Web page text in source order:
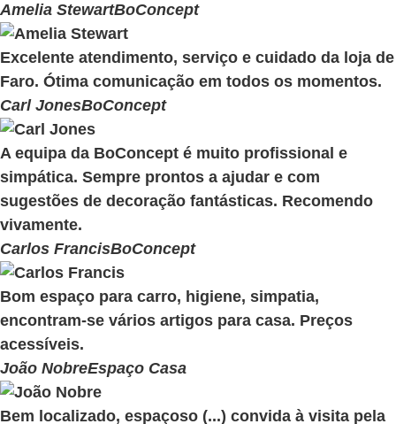
Amelia StewartBoConcept
Excelente atendimento, serviço e cuidado da loja de
Faro. Ótima comunicação em todos os momentos.
Carl JonesBoConcept
A equipa da BoConcept é muito profissional e
simpática. Sempre prontos a ajudar e com
sugestões de decoração fantásticas. Recomendo
vivamente.
Carlos FrancisBoConcept
Bom espaço para carro, higiene, simpatia,
encontram-se vários artigos para casa. Preços
acessíveis.
João NobreEspaço Casa
Bem localizado, espaçoso (...) convida à visita pela